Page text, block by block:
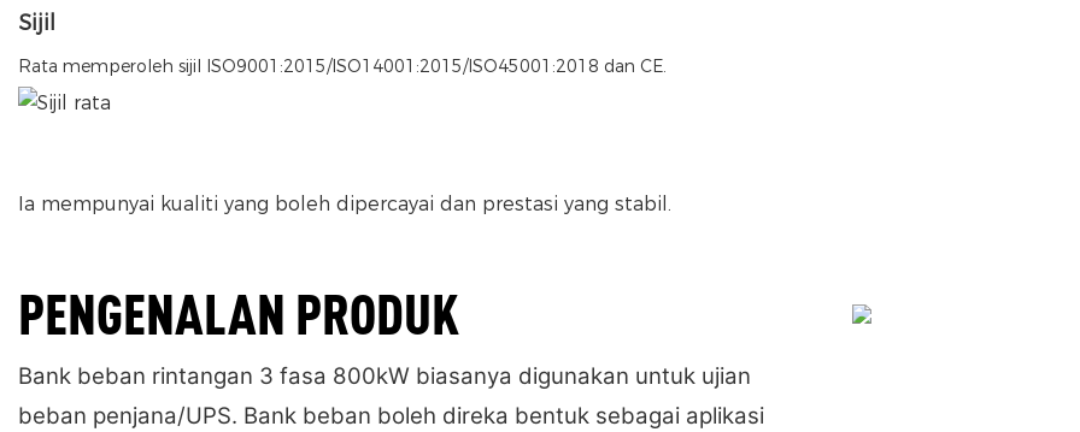
Sijil
Rata memperoleh sijil ISO9001:2015/ISO14001:2015/ISO45001:2018 dan CE.
Ia mempunyai kualiti yang boleh dipercayai dan prestasi yang stabil.
PENGENALAN PRODUK
Bank beban rintangan 3 fasa 800kW biasanya digunakan untuk ujian
beban penjana/UPS. Bank beban boleh direka bentuk sebagai aplikasi